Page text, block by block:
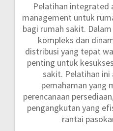
Pelatihan integrated
management untuk
bagi rumah sakit.
kompleks dan
distribusi yang tepat
penting untuk
sakit. Pelatihan ini
pemahaman yang
perencanaan
pengangkutan yang
rantai